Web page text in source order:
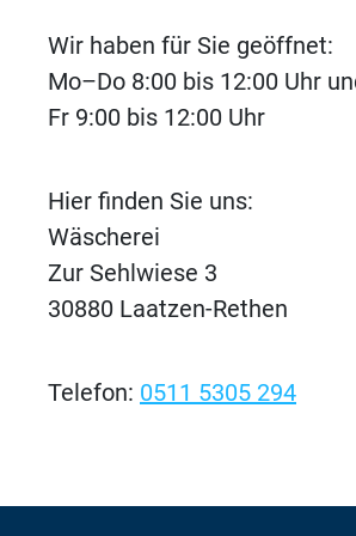
Wir haben für Sie geöffnet:
Mo–Do 8:00 bis 12:00 Uhr
Fr 9:00 bis 12:00 Uhr
Hier finden Sie uns:
Wäscherei
Zur Sehlwiese 3
30880 Laatzen-Rethen
Telefon: 0511 5305 294